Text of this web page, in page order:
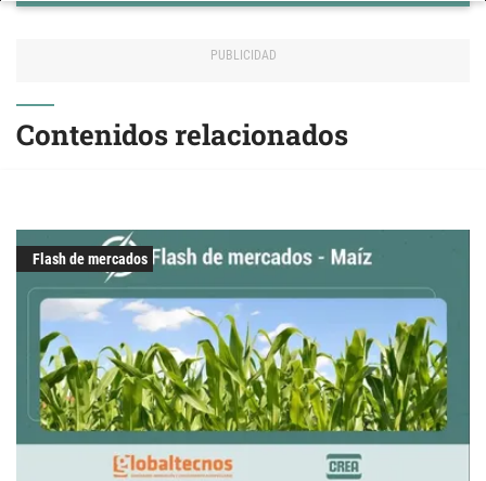
Contenidos relacionados
Flash de mercados